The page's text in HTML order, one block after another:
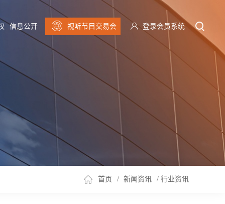
信息公开 视听节目交易会 登录会员系统
首页 / 新闻资讯 / 行业资讯